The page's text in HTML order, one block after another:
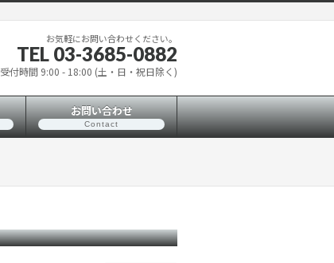
お気軽にお問い合わせください。
TEL 03-3685-0882
受付時間 9:00 - 18:00 (土・日・祝日除く)
お問い合わせ
Contact